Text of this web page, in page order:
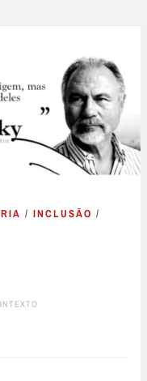
/ INCLUSÃO /